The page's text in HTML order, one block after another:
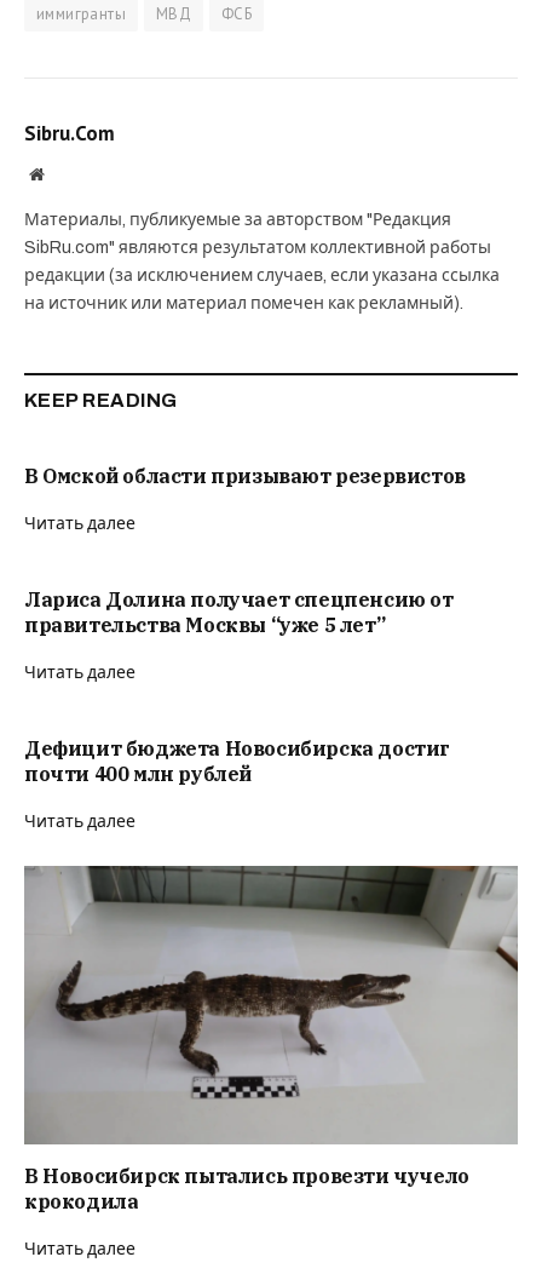
иммигранты МВД ФСБ
Sibru.Com
Website
Материалы, публикуемые за авторством "Редакция
SibRu.com" являются результатом коллективной работы
редакции (за исключением случаев, если указана ссылка
на источник или материал помечен как рекламный).
KEEP READING
В Омской области призывают резервистов
Читать далее
Лариса Долина получает спецпенсию от
правительства Москвы “уже 5 лет”
Читать далее
Дефицит бюджета Новосибирска достиг
почти 400 млн рублей
Читать далее
В Новосибирск пытались провезти чучело
крокодила
Читать далее